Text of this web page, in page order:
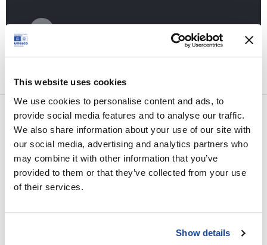
This website uses cookies
We use cookies to personalise content and ads, to
provide social media features and to analyse our traffic.
We also share information about your use of our site with
our social media, advertising and analytics partners who
may combine it with other information that you’ve
provided to them or that they’ve collected from your use
of their services.
Show details
CONCERTO TRIBUTO AI PINK
FLOYD
Passeggiata con il Direttore alla
Domus di Tito Macro